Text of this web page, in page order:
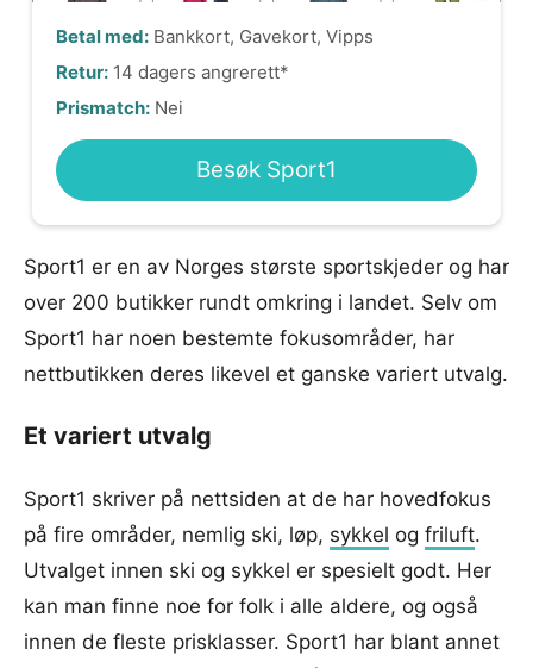
Betal med: Bankkort, Gavekort, Vipps
Retur: 14 dagers angrerett*
Prismatch: Nei
Besøk Sport1
Sport1 er en av Norges største sportskjeder og har
over 200 butikker rundt omkring i landet. Selv om
Sport1 har noen bestemte fokusområder, har
nettbutikken deres likevel et ganske variert utvalg.
Et variert utvalg
Sport1 skriver på nettsiden at de har hovedfokus
på fire områder, nemlig ski, løp, sykkel og friluft.
Utvalget innen ski og sykkel er spesielt godt. Her
kan man finne noe for folk i alle aldere, og også
innen de fleste prisklasser. Sport1 har blant annet